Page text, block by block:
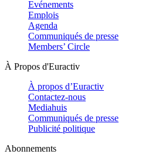
Evénements
Emplois
Agenda
Communiqués de presse
Members’ Circle
À Propos d'Euractiv
À propos d’Euractiv
Contactez-nous
Mediahuis
Communiqués de presse
Publicité politique
Abonnements